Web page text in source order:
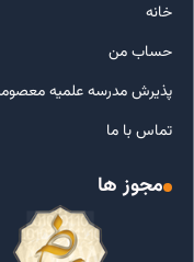
خانه
حساب من
پذیرش مدرسه علمیه
تماس با ما
مجوز ها